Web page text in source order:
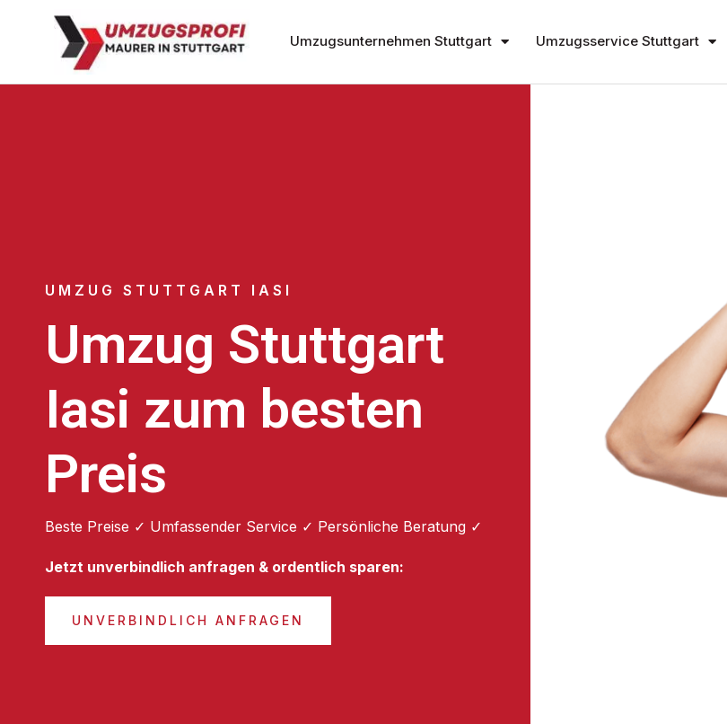
Umzugsunternehmen Stuttgart Umzugsservice Stuttgart
UMZUG STUTTGART IASI
Umzug Stuttgart
Iasi zum besten
Preis
Beste Preise ✓ Umfassender Service ✓ Persönliche Beratung ✓
Jetzt unverbindlich anfragen & ordentlich sparen:
UNVERBINDLICH ANFRAGEN